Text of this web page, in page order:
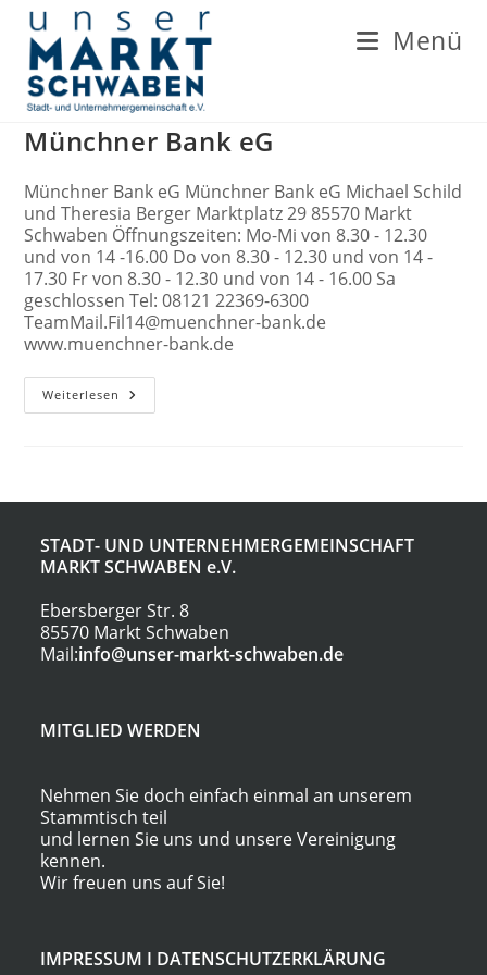
Zum
Inhalt
springen
Menü
Münchner Bank eG
Münchner Bank eG Münchner Bank eG Michael Schild
und Theresia Berger Marktplatz 29 85570 Markt
Schwaben Öffnungszeiten: Mo-Mi von 8.30 - 12.30
und von 14 -16.00 Do von 8.30 - 12.30 und von 14 -
17.30 Fr von 8.30 - 12.30 und von 14 - 16.00 Sa
geschlossen Tel: 08121 22369-6300
TeamMail.Fil14@muenchner-bank.de
www.muenchner-bank.de
Weiterlesen Münchner
Bank
STADT- UND UNTERNEHMERGEMEINSCHAFT
MARKT SCHWABEN e.V.
Ebersberger Str. 8
85570 Markt Schwaben
Mail:info@unser-markt-schwaben.de
MITGLIED WERDEN
Nehmen Sie doch einfach einmal an unserem
Stammtisch teil
und lernen Sie uns und unsere Vereinigung
kennen.
Wir freuen uns auf Sie!
IMPRESSUM I DATENSCHUTZERKLÄRUNG